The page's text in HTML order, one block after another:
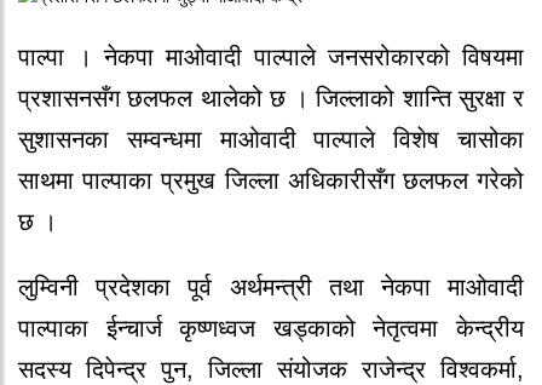
पाल्पा । नेकपा माओवादी पाल्पाले जनसरोकारको विषयमा
प्रशासनसँग छलफल थालेको छ । जिल्लाको शान्ति सुरक्षा र
सुशासनका सम्वन्धमा माओवादी पाल्पाले विशेष चासोका
साथमा पाल्पाका प्रमुख जिल्ला अधिकारीसँग छलफल गरेको
छ ।
लुम्विनी प्रदेशका पूर्व अर्थमन्त्री तथा नेकपा माओवादी
पाल्पाका ईन्चार्ज कृष्णध्वज खड्काको नेतृत्वमा केन्द्रीय
सदस्य दिपेन्द्र पुन, जिल्ला संयोजक राजेन्द्र विश्वकर्मा,